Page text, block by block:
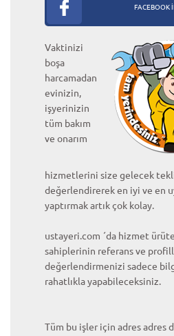
FACEBOOK
Vaktinizi
boşa
harcamadan
evinizin,
işyerinizin
tüm bakım
ve onarım
hizmetlerini size gelecek
değerlendirerek en iyi ve en
yaptırmak artık çok kolay.
ustayeri.com ´da hizmet
sahiplerinin referans ve
değerlendirmenizi sadece
rahatlıkla yapabileceksiniz.
Tüm bu işler için adres adres